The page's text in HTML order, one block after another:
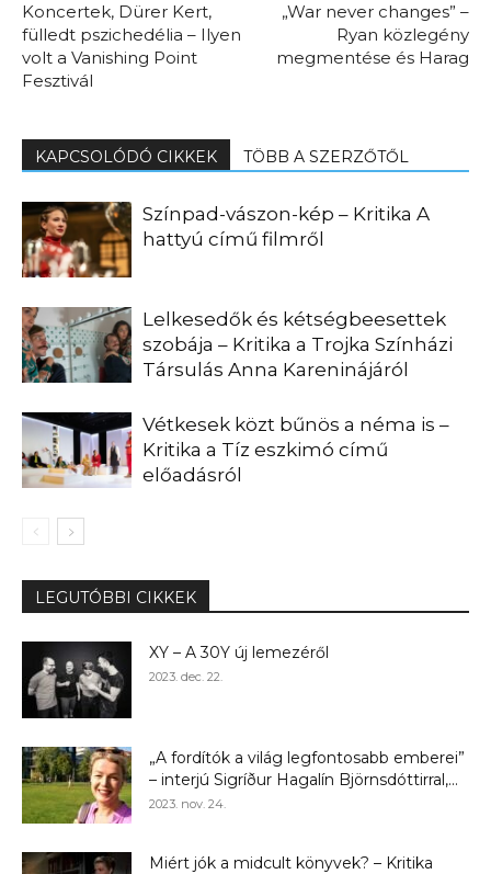
Koncertek, Dürer Kert,
fülledt pszichedélia – Ilyen
volt a Vanishing Point
Fesztivál
„War never changes” –
Ryan közlegény
megmentése és Harag
KAPCSOLÓDÓ CIKKEK TÖBB A SZERZŐTŐL
Színpad-vászon-kép – Kritika A
hattyú című filmről
Lelkesedők és kétségbeesettek
szobája – Kritika a Trojka Színházi
Társulás Anna Kareninájáról
Vétkesek közt bűnös a néma is –
Kritika a Tíz eszkimó című
előadásról
LEGUTÓBBI CIKKEK
XY – A 30Y új lemezéről
2023. dec. 22.
„A fordítók a világ legfontosabb emberei”
– interjú Sigríður Hagalín Björnsdóttirral,...
2023. nov. 24.
Miért jók a midcult könyvek? – Kritika